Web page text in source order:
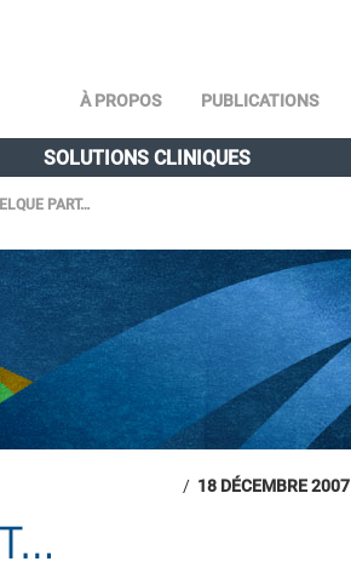
À PROPOS PUBLICATIONS
SOLUTIONS CLINIQUES
PART…
/ 18 DÉCEMBRE 2007